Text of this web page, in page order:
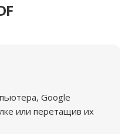
Google
или перетащив их